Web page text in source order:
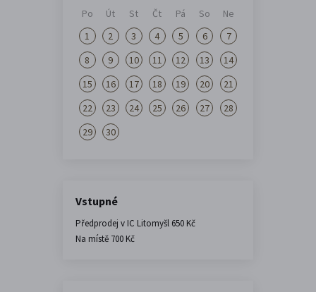
Po Út St Čt Pá So
Ne
1
2 3 4 5 6
7
8
9 10 11 12 13
14
15
16 17 18 19 20
21
22
23 24 25 26 27
28
29
30
Vstupné
Předprodej v IC Litomyšl 650 Kč
Na místě 700 Kč